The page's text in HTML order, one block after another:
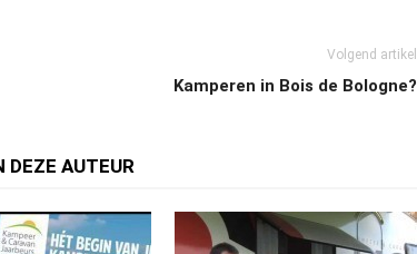
Volgend artikel
Kamperen in Bois de Bologne?
DEZE AUTEUR